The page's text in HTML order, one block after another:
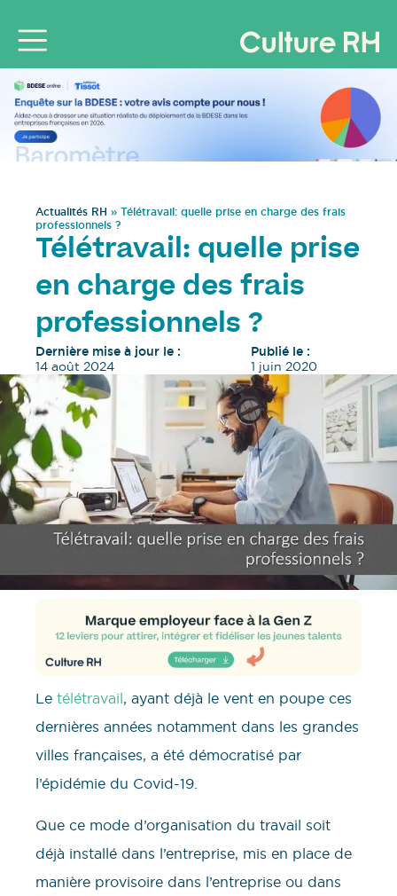
Actualités RH » Télétravail: quelle prise en charge des frais
professionnels ?
Télétravail: quelle prise
en charge des frais
professionnels ?
Dernière mise à jour le :
14 août 2024
Publié le :
1 juin 2020
Le télétravail, ayant déjà le vent en poupe ces
dernières années notamment dans les grandes
villes françaises, a été démocratisé par
l’épidémie du Covid-19.
Que ce mode d’organisation du travail soit
déjà installé dans l’entreprise, mis en place de
manière provisoire dans l’entreprise ou dans